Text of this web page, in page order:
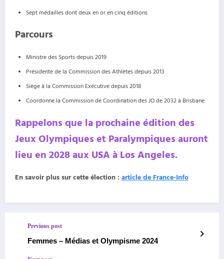
Sept médailles dont deux en or en cinq éditions
Parcours
Ministre des Sports depuis 2019
Présidente de la Commission des Athlètes depuis 2013
Siège à la Commission Exécutive depuis 2018
Coordonne la Commission de Coordination des JO de 2032 à Brisbane.
Rappelons que la prochaine édition des
Jeux Olympiques et Paralympiques auront
lieu en 2028 aux USA à Los Angeles.
En savoir plus sur cette élection : article de France-Info
Previous post
Femmes – Médias et Olympisme 2024